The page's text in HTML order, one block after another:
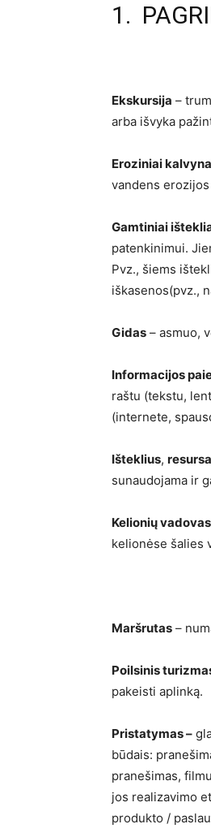
1.
Ekskursija –
arba išvyka
Eroziniai
vandens
Gamtiniai
patenkinimui.
Pvz., šiems
iškasenos(pvz.,
Gidas – asmuo,
Informacijos
raštu (tekstu,
(internete,
Išteklius,
sunaudojama ir
Kelionių vadovas
kelionėse šalies
Maršrutas –
Poilsinis
pakeisti aplinką.
Pristatymas –
būdais:
pranešimas,
jos realizavimo
produkto /